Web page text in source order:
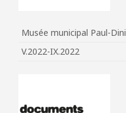
Musée municipal Paul-Dini
V.2022-IX.2022